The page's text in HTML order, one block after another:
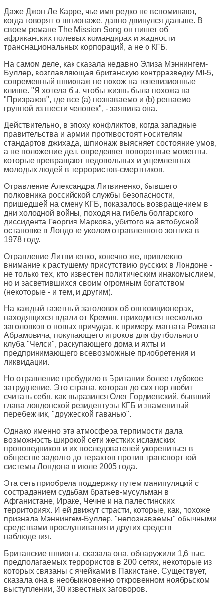
Даже Джон Ле Карре, чье имя редко не вспоминают,
когда говорят о шпионаже, давно двинулся дальше. В
своем романе The Mission Song он пишет об
африканских полевых командирах и жадности
транснациональных корпораций, а не о КГБ.
На самом деле, как сказала недавно Элиза Мэннингем-
Буллер, возглавляющая британскую контрразведку MI-5,
современный шпионаж не похож на телевизионные
клише. "Я хотела бы, чтобы жизнь была похожа на
"Призраков", где все (a) познаваемо и (b) решаемо
группой из шести человек", - заявила она.
Действительно, в эпоху конфликтов, когда западные
правительства и армии противостоят носителям
стандартов джихада, шпионаж выясняет состояние умов,
а не положение дел, определяет поворотные моменты,
которые превращают недовольных и ущемленных
молодых людей в террористов-смертников.
Отравление Александра Литвиненко, бывшего
полковника российской службы безопасности,
пришедшей на смену КГБ, показалось возвращением в
дни холодной войны, походя на гибель болгарского
диссидента Георгия Маркова, убитого на автобусной
остановке в Лондоне уколом отравленного зонтика в
1978 году.
Отравление Литвиненко, конечно же, привлекло
внимание к растущему присутствию русских в Лондоне -
не только тех, кто известен политическим инакомыслием,
но и засветившихся своим огромным богатством
(некоторые - и тем, и другим).
На каждый газетный заголовок об оппозиционерах,
находящихся вдали от Кремля, приходится несколько
заголовков о новых причудах, к примеру, магната Романа
Абрамовича, покупающего игроков для футбольного
клуба "Челси", раскупающего дома и яхты и
предпринимающего всевозможные приобретения и
ликвидации.
Но отравление пробудило в Британии более глубокое
затруднение. Это страна, которая до сих пор любит
считать себя, как выразился Олег Гордиевский, бывший
глава лондонской резидентуры КГБ и знаменитый
перебежчик, "дружеской гаванью".
Однако именно эта атмосфера терпимости дала
возможность широкой сети жестких исламских
проповедников и их последователей укорениться в
обществе задолго до терактов против транспортной
системы Лондона в июле 2005 года.
Эта сеть приобрела поддержку путем манипуляций с
состраданием судьбам братьев-мусульман в
Афганистане, Ираке, Чечне и на палестинских
территориях. И ей движут страсти, которые, как, похоже
признала Мэннингем-Буллер, "непознаваемы" обычными
средствами прослушивания и других средств
наблюдения.
Британские шпионы, сказала она, обнаружили 1,6 тыс.
предполагаемых террористов в 200 сетях, некоторые из
которых связаны с ячейками в Пакистане. Существует,
сказала она в необыкновенно откровенном ноябрьском
выступлении, 30 известных заговоров.